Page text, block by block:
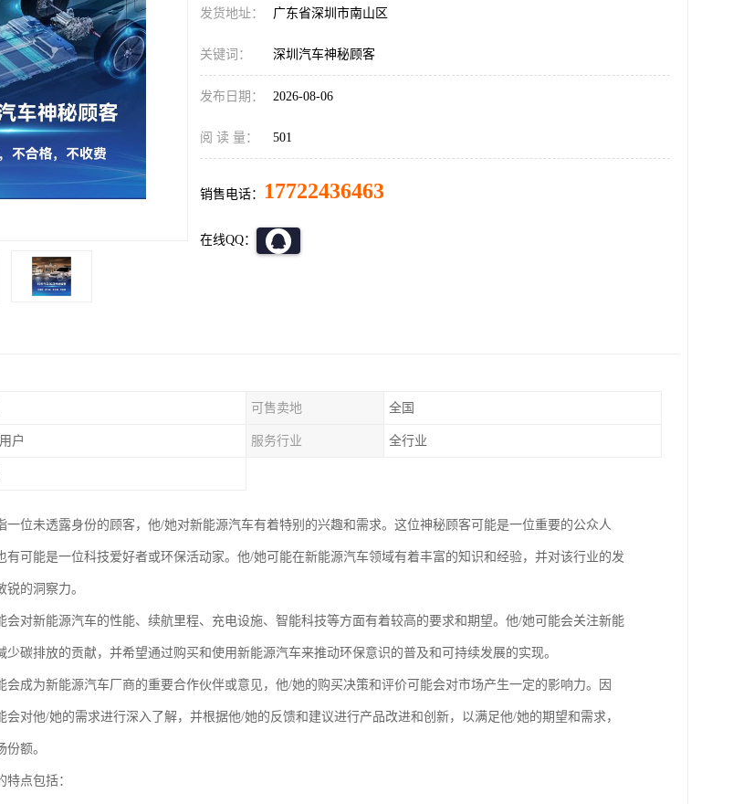
发货地址： 广东省深圳市南山区
关键词： 深圳汽车神秘顾客
发布日期： 2026-08-06
阅 读 量： 501
销售电话： 17722436463
在线QQ：
可售卖地 全国
户 服务行业 全行业
一位未透露身份的顾客，他/她对新能源汽车有着特别的兴趣和需求。这位神秘顾客可能是一位重要的公众人
有可能是一位科技爱好者或环保活动家。他/她可能在新能源汽车领域有着丰富的知识和经验，并对该行业的发
的洞察力。
会对新能源汽车的性能、续航里程、充电设施、智能科技等方面有着较高的要求和期望。他/她可能会关注新能
少碳排放的贡献，并希望通过购买和使用新能源汽车来推动环保意识的普及和可持续发展的实现。
会成为新能源汽车厂商的重要合作伙伴或意见，他/她的购买决策和评价可能会对市场产生一定的影响力。因
会对他/她的需求进行深入了解，并根据他/她的反馈和建议进行产品改进和创新，以满足他/她的期望和需求，
额。
点包括：